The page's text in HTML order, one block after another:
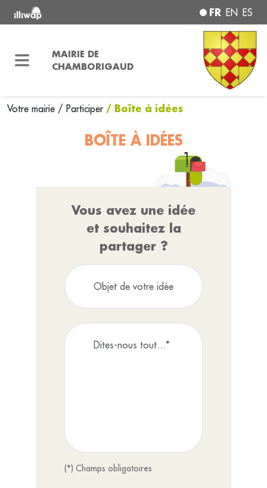
FR EN ES
MAIRIE DE
CHAMBORIGAUD
Votre mairie / Participer / Boîte à idées
BOÎTE À IDÉES
Vous avez une idée
et souhaitez la
partager ?
(*) Champs obligatoires